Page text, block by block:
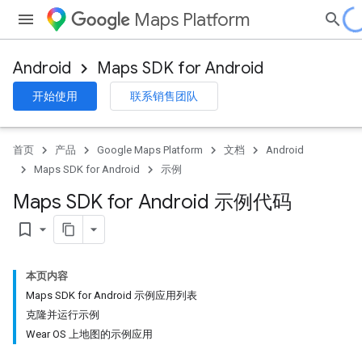
Maps Platform
Android Maps SDK for Android
开始使用 联系销售团队
首页 产品 Google Maps Platform 文档
Android
Maps SDK for Android
示例
Maps SDK for Android 示例代码
bookmark_border
本页内容
Maps SDK for Android 示例应用列表
克隆并运行示例
Wear OS 上地图的示例应用